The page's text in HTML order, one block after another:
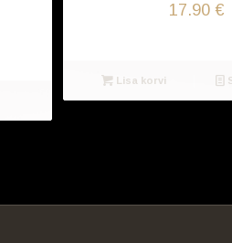
17.90€
Lisa korvi